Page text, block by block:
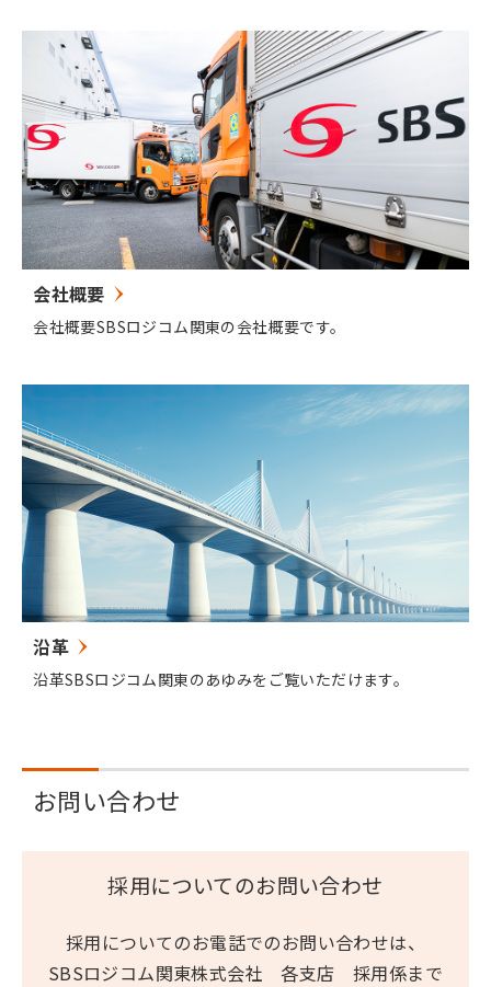
会社概要
会社概要SBSロジコム関東の会社概要です。
沿革
沿革SBSロジコム関東のあゆみをご覧いただけます。
お問い合わせ
採用についてのお問い合わせ
採用についてのお電話でのお問い合わせは、
SBSロジコム関東株式会社 各支店 採用係まで